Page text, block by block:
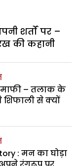
शर्तों पर –
की कहानी
माफी – तलाक के
शिफाली से क्यों
: मन का घोड़ा